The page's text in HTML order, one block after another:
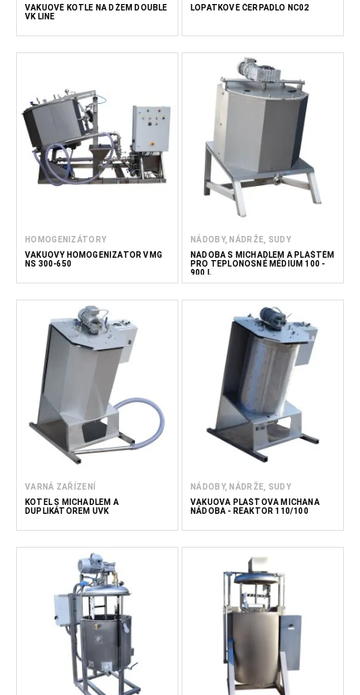
VAKUOVÉ KOTLE NA DŽEM DOUBLE
VK LINE
LOPATKOVÉ ČERPADLO NC02
HOMOGENIZÁTORY
VAKUOVÝ HOMOGENIZÁTOR VMG
NS 300-650
NÁDOBY, NÁDRŽE, SUDY
NÁDOBA S MÍCHADLEM A PLÁŠTĚM
PRO TEPLONOSNÉ MÉDIUM 100 -
900 L
VARNÁ ZAŘÍZENÍ
KOTEL S MÍCHADLEM A
DUPLIKÁTOREM UVK
NÁDOBY, NÁDRŽE, SUDY
VAKUOVÁ PLÁŠŤOVÁ MÍCHANÁ
NÁDOBA - REAKTOR 110/100